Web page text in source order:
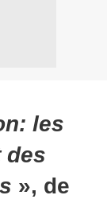
les
des
», de